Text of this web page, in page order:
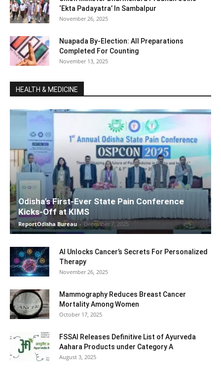
‘Ekta Padayatra’ In Sambalpur
November 26, 2025
Nuapada By-Election: All Preparations
Completed For Counting
November 13, 2025
HEALTH & MEDICINE
Odisha’s First-Ever State Pain Conference
Kicks-Off at KIMS
ReportOdisha Bureau - December 7, 2025
AI Unlocks Cancer’s Secrets For Personalized
Therapy
November 26, 2025
Mammography Reduces Breast Cancer
Mortality Among Women
October 17, 2025
FSSAI Releases Definitive List of Ayurveda
Aahara Products under Category A
August 3, 2025